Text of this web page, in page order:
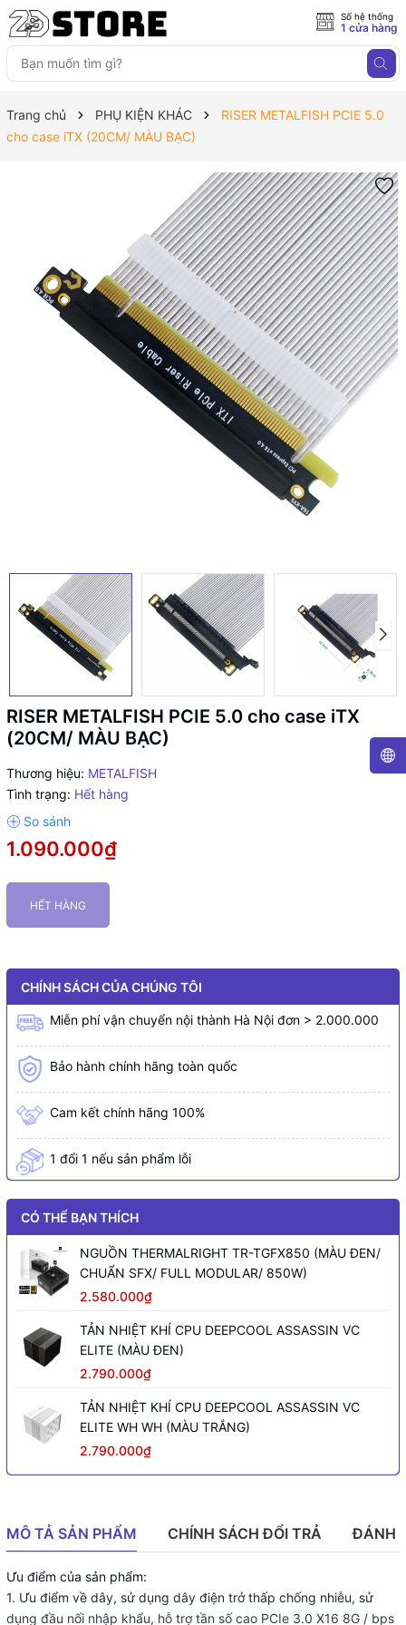
Số hệ thống
1 cửa hàng
Trang chủ PHỤ KIỆN KHÁC
RISER METALFISH PCIE 5.0
cho case iTX (20CM/ MÀU BẠC)
RISER METALFISH PCIE 5.0 cho case iTX
(20CM/ MÀU BẠC)
Thương hiệu: METALFISH
Tình trạng: Hết hàng
1.090.000₫
HẾT HÀNG
CHÍNH SÁCH CỦA CHÚNG TÔI
Miễn phí vận chuyển nội thành Hà Nội đơn > 2.000.000
Bảo hành chính hãng toàn quốc
Cam kết chính hãng 100%
1 đổi 1 nếu sản phẩm lỗi
CÓ THỂ BẠN THÍCH
NGUỒN THERMALRIGHT TR-TGFX850 (MÀU ĐEN/
CHUẨN SFX/ FULL MODULAR/ 850W)
2.580.000₫
TẢN NHIỆT KHÍ CPU DEEPCOOL ASSASSIN VC
ELITE (MÀU ĐEN)
2.790.000₫
TẢN NHIỆT KHÍ CPU DEEPCOOL ASSASSIN VC
ELITE WH WH (MÀU TRẮNG)
2.790.000₫
MÔ TẢ SẢN PHẨM CHÍNH SÁCH ĐỔI TRẢ ĐÁNH
Ưu điểm của sản phẩm:
1. Ưu điểm về dây, sử dụng dây điện trở thấp chống nhiễu, sử
dụng đầu nối nhập khẩu, hỗ trợ tần số cao PCIe 3.0 X16 8G / bps